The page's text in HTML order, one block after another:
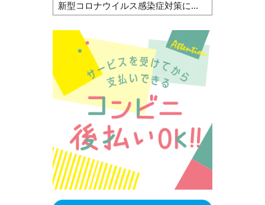
新型コロナウイルス感染症対策に...